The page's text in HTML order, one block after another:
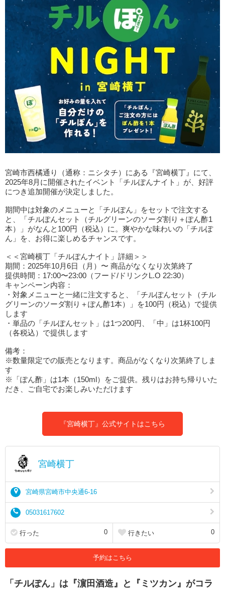
宮崎市西橘通り（通称：ニシタチ）にある『宮崎横丁』にて、
2025年8月に開催されたイベント「チルぽんナイト」が、好評
につき追加開催が決定しました。
期間中は対象のメニューと「チルぽん」をセットで注文する
と、「チルぽんセット（チルグリーンのソーダ割り＋ぽん酢1
本）」がなんと100円（税込）に。爽やかな味わいの「チルぽ
ん」を、お得に楽しめるチャンスです。
＜＜宮崎横丁「チルぽんナイト」詳細＞＞
期間：2025年10月6日（月）〜 商品がなくなり次第終了
提供時間：17:00〜23:00（フード/ドリンクL.O 22:30）
キャンペーン内容：
・対象メニューと一緒に注文すると、「チルぽんセット（チル
グリーンのソーダ割り＋ぽん酢1本）」を100円（税込）で提供
します
・単品の「チルぽんセット」は1つ200円、「中」は1杯100円
（各税込）で提供します
備考：
※数量限定での販売となります。商品がなくなり次第終了しま
す
※「ぽん酢」は1本（150ml）をご提供。残りはお持ち帰りいた
だき、ご自宅でお楽しみいただけます
『宮崎横丁』公式サイトはこちら
宮崎横丁
宮崎県宮崎市中央通6-16
05031617602
行った 0 行きたい 0
予約はこちら
「チルぽん」は『濵田酒造』と『ミツカン』がコラ